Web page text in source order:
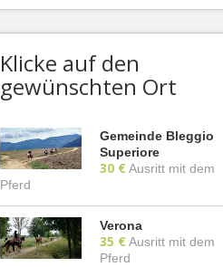
Klicke auf den
gewünschten Ort
Gemeinde Bleggio
Superiore
30 €Ausritt mit dem
Pferd
Verona
35 €Ausritt mit dem
Pferd